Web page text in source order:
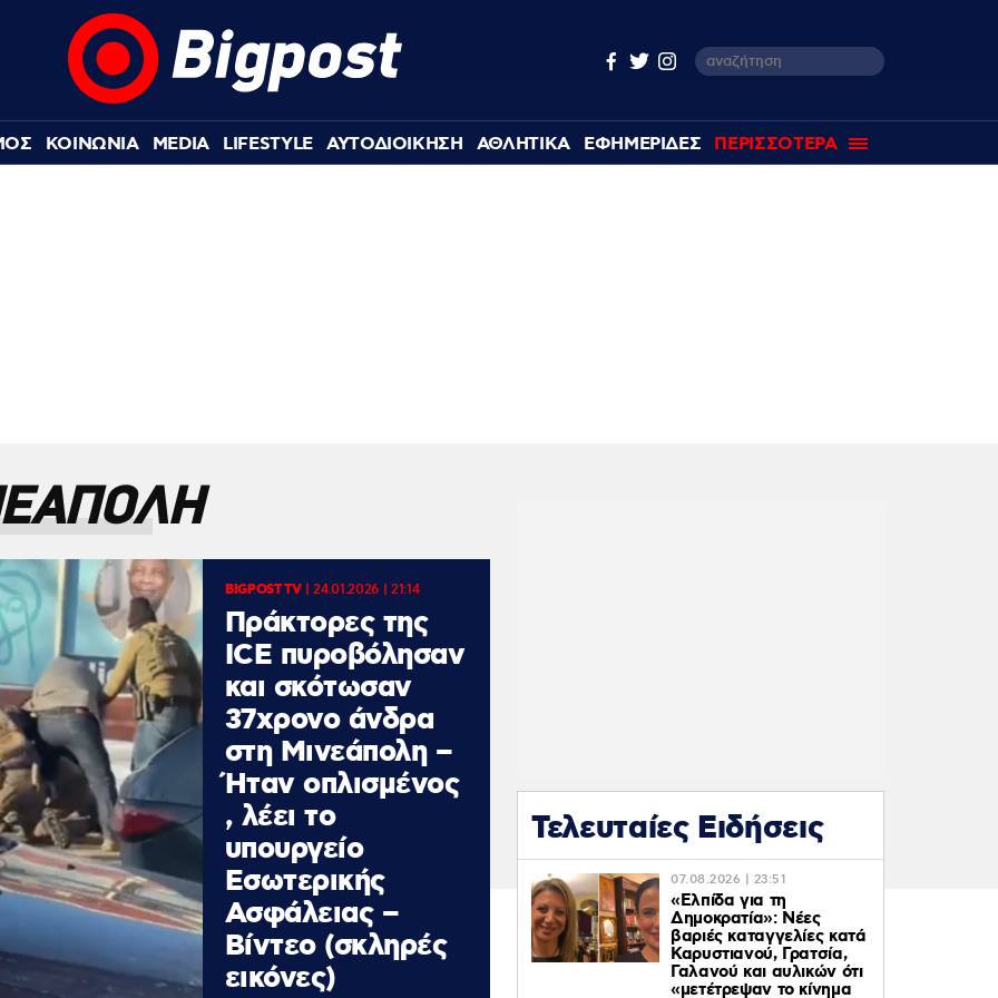
ΚΟΙΝΩΝΙΑ MEDIA LIFESTYLE ΑΥΤΟΔΙΟΙΚΗΣΗ ΑΘΛΗΤΙΚΑ ΕΦΗΜΕΡΙΔΕΣ ΠΕΡΙΣΣΟΤΕΡΑ
BIGPOST TV|24.01.2026 | 21:14
Πράκτορες της
ICE πυροβόλησαν
και σκότωσαν
37χρονο άνδρα
στη Μινεάπολη –
Ήταν οπλισμένος
, λέει το
υπουργείο
Εσωτερικής
Ασφάλειας –
Βίντεο (σκληρές
εικόνες)
Τελευταίες Ειδήσεις
07.08.2026 | 23:51
«Ελπίδα για τη
Δημοκρατία»: Νέες
βαριές καταγγελίες κατά
Καρυστιανού, Γρατσία,
Γαλανού και αυλικών ότι
«μετέτρεψαν το κίνημα